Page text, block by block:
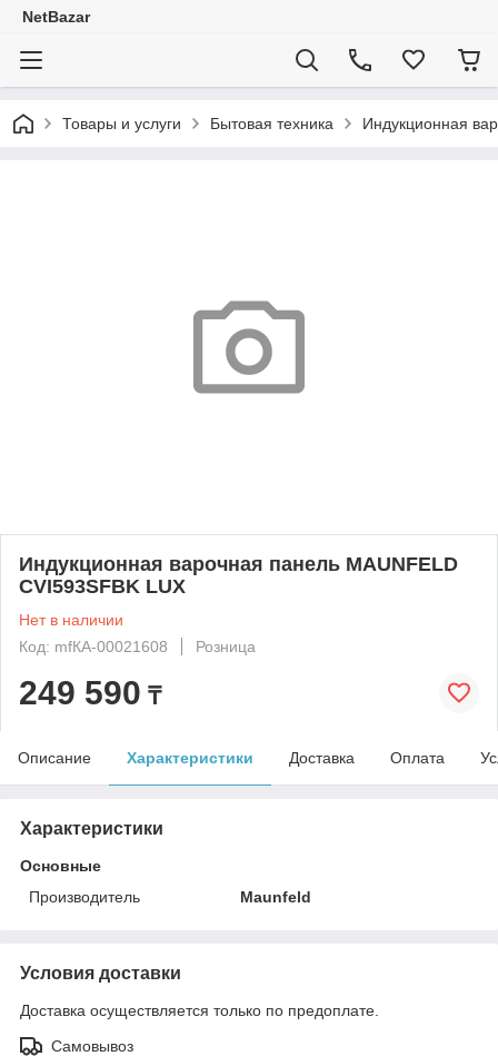
NetBazar
Товары и услуги Бытовая техника Индукционная
Индукционная варочная панель MAUNFELD
CVI593SFBK LUX
Нет в наличии
Код: mfКА-00021608
Розница
249 590 ₸
Описание Характеристики Доставка Оплата
Характеристики
Основные
Производитель
Maunfeld
Условия доставки
Доставка осуществляется только по предоплате.
Самовывоз